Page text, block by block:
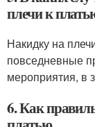
плечи к
Накидку на
повседневные
мероприятия, в
6. Как